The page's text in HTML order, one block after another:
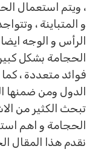
، ويتم استعمال
و المتباينة ،
الرأس و الوجه
الحجامة بشكل
فوائد متعددة ،
الدول ومن ضمنها
تبحث الكثير من
الحجامة و اهم
نقدم هذا المقال